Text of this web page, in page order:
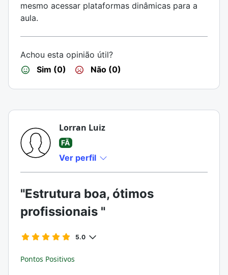
mesmo acessar plataformas dinâmicas para a
aula.
Achou esta opinião útil?
Sim (0)
Não (0)
Lorran Luiz
FÃ
Ver perfil
"Estrutura boa, ótimos
profissionais "
5.0
Pontos Positivos